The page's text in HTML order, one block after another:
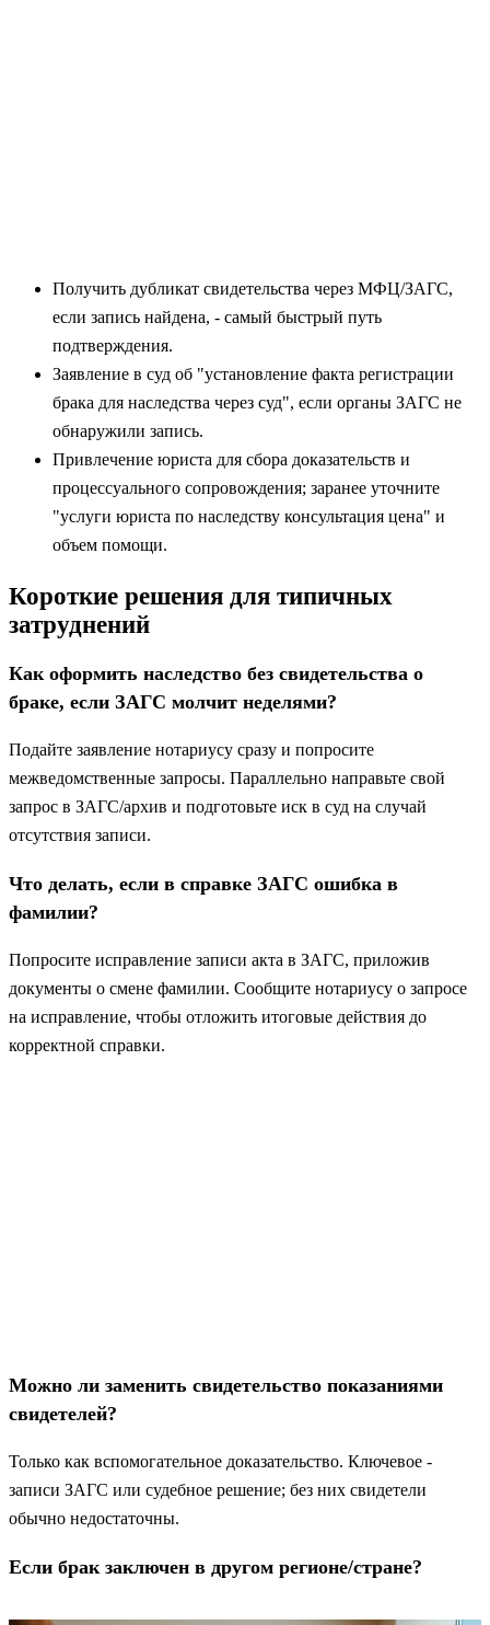
Получить дубликат свидетельства через МФЦ/ЗАГС,
если запись найдена, - самый быстрый путь
подтверждения.
Заявление в суд об "установление факта регистрации
брака для наследства через суд", если органы ЗАГС не
обнаружили запись.
Привлечение юриста для сбора доказательств и
процессуального сопровождения; заранее уточните
"услуги юриста по наследству консультация цена" и
объем помощи.
Короткие решения для типичных
затруднений
Как оформить наследство без свидетельства о
браке, если ЗАГС молчит неделями?
Подайте заявление нотариусу сразу и попросите
межведомственные запросы. Параллельно направьте свой
запрос в ЗАГС/архив и подготовьте иск в суд на случай
отсутствия записи.
Что делать, если в справке ЗАГС ошибка в
фамилии?
Попросите исправление записи акта в ЗАГС, приложив
документы о смене фамилии. Сообщите нотариусу о запросе
на исправление, чтобы отложить итоговые действия до
корректной справки.
Можно ли заменить свидетельство показаниями
свидетелей?
Только как вспомогательное доказательство. Ключевое -
записи ЗАГС или судебное решение; без них свидетели
обычно недостаточны.
Если брак заключен в другом регионе/стране?